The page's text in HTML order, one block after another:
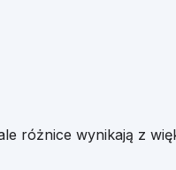
różnice wynikają z